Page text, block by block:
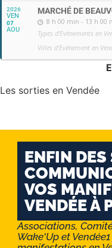
2026
VEN
07
AOU
MARCHÉ DE
8 h 00 min - 13 h 00
Types d'Evénements en
Villes d'Evénement en
Les sorties en Vendée
ENFIN DES
VOS
VENDÉE À
Associations,
Wake'Up et